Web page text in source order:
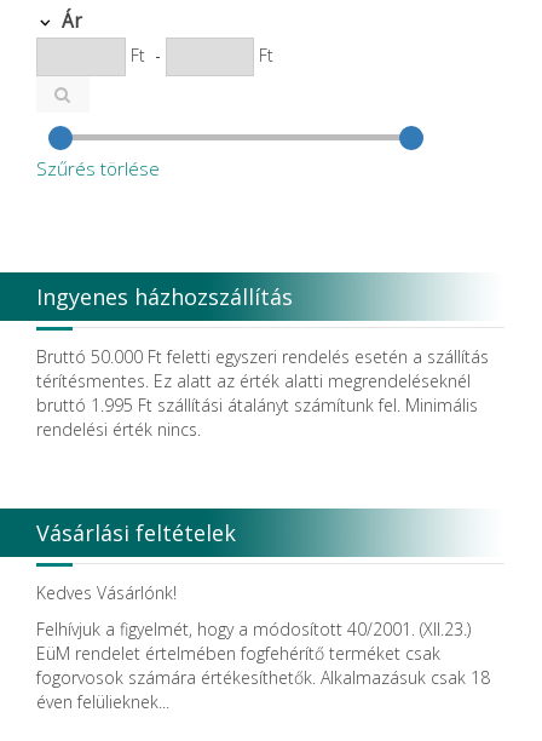
Ár
Ft - Ft
Szűrés törlése
Ingyenes házhozszállítás
Bruttó 50.000 Ft feletti egyszeri rendelés esetén a szállítás
térítésmentes. Ez alatt az érték alatti megrendeléseknél
bruttó 1.995 Ft szállítási átalányt számítunk fel. Minimális
rendelési érték nincs.
Vásárlási feltételek
Kedves Vásárlónk!
Felhívjuk a figyelmét, hogy a módosított 40/2001. (XII.23.)
EüM rendelet értelmében fogfehérítő terméket csak
fogorvosok számára értékesíthetők. Alkalmazásuk csak 18
éven felülieknek...